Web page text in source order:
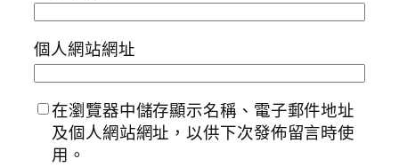
個人網站網址
在瀏覽器中儲存顯示名稱、電子郵件地址
及個人網站網址，以供下次發佈留言時使
用。